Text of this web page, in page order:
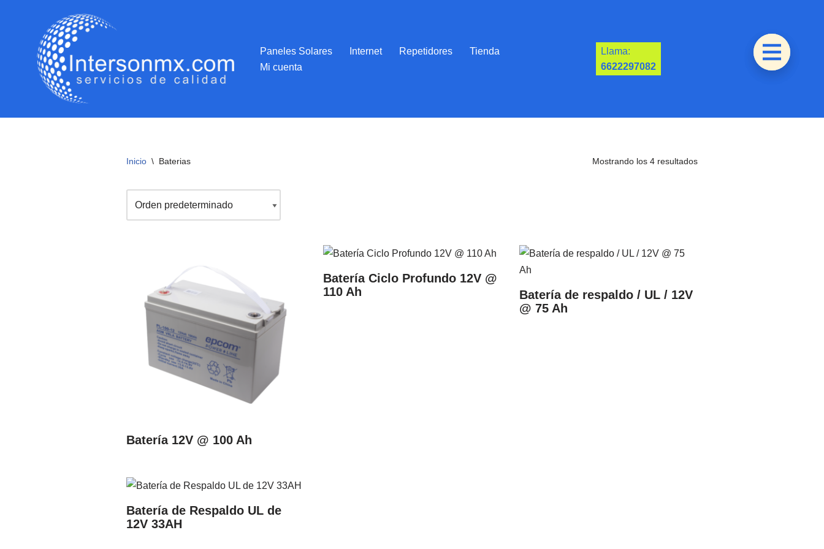
contenido
Paneles Solares Internet Repetidores
Tienda
Mi cuenta
Llama:
6622297082
Inicio \ Baterias Mostrando los 4 resultados
Batería 12V @ 100 Ah
Batería Ciclo Profundo 12V @
110 Ah
Batería de respaldo / UL / 12V
@ 75 Ah
Batería de Respaldo UL de
12V 33AH